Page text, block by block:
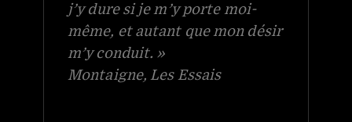
j’y dure si je m’y porte moi-
même, et autant que mon désir
m’y conduit. »
Montaigne, Les Essais